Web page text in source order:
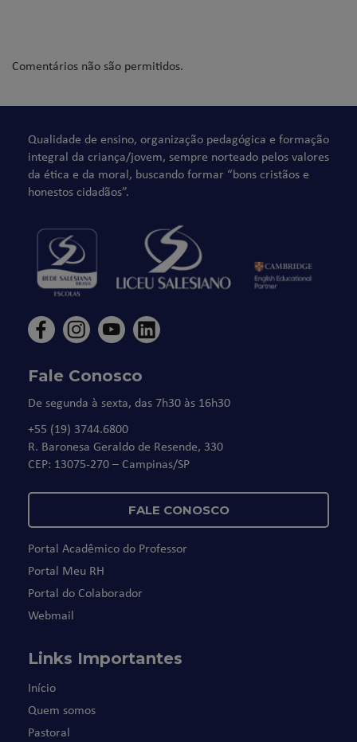
Comentários não são permitidos.
Qualidade de ensino, organização pedagógica e formação
integral da criança/jovem, sempre norteado pelos valores
da ética e da moral, buscando formar “bons cristãos e
honestos cidadãos”.
Fale Conosco
De segunda à sexta, das 7h30 às 16h30
+55 (19) 3744.6800
R. Baronesa Geraldo de Resende, 330
CEP: 13075-270 – Campinas/SP
FALE CONOSCO
Portal Acadêmico do Professor
Portal Meu RH
Portal do Colaborador
Webmail
Links Importantes
Início
Quem somos
Pastoral